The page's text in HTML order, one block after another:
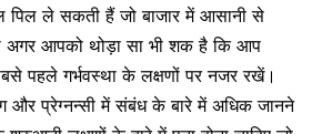
पिल ले सकती हैं जो बाजार में आसानी से
अगर आपको थोड़ा सा भी शक है कि आप
पहले गर्भवस्था के लक्षणों पर नजर रखें।
और प्रेग्नन्सी में संबंध के बारे में अधिक जानने